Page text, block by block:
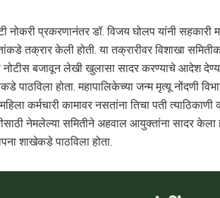
नोकरी प्रकरणानंतर डॉ. विजय घोलप यांनी सहकारी
तक्रार केली होती. या तक्रारीवर विशाखा
नोटीस बजावून लेखी खुलासा सादर करण्याचे आदेश
पाठविला होता. महापालिकेच्या जन्म मृत्यू नोंदणी
कर्मचारी कामावर नसतांना तिचा पती
नेमलेल्या समितीने अहवाल आयुक्तांना सादर केला
शाखेकडे पाठविला होता.